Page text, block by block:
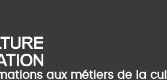
aux métiers de la